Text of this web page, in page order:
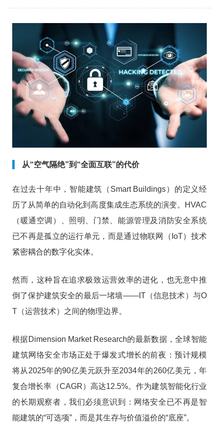
从“空气隔绝”到“全面互联”的代价
在过去十年中，智能建筑（Smart Buildings）的定义经
历了从简单的自动化到高度集成生态系统的演变。HVAC
（暖通空调）、照明、门禁、能源管理及消防安全系统
已不再是孤立的运行单元，而是通过物联网（IoT）技术
紧密耦合的数字化实体。
然而，这种旨在追求极致运营效率的进化，也无意中推
倒了保护建筑安全的最后一堵墙——IT（信息技术）与O
T（运营技术）之间的物理边界。
根据Dimension Market Research的最新数据，全球智能
建筑网络安全市场正处于爆发式增长的前夜：预计规模
将从2025年的90亿美元跃升至2034年的260亿美元，年
复合增长率（CAGR）高达12.5%。作为建筑智能化行业
的长期观察者，我们必须意识到：网络安全已不再是智
能建筑的“可选项”，而是其生存与价值溢价的“底座”。